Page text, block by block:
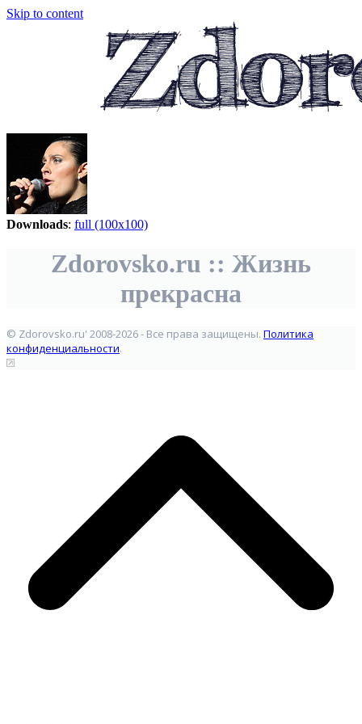
Skip to content
Downloads: full (100x100)
Zdorovsko.ru :: Жизнь
прекрасна
© Zdorovsko.ru' 2008-2026 - Все права защищены. Политика
конфиденциальности.